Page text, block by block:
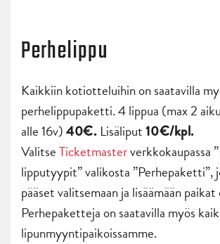
Perhelippu
Kaikkiin kotiotteluihin on saatavilla
perhelippupaketti. 4 lippua (max 2
alle 16v)40€. Lisäliput10€/kpl.
ValitseTicketmasterverkkokaupassa
lipputyypit” valikosta ”Perhepaketti”,
pääset valitsemaan ja lisäämään
Perhepaketteja on saatavilla myös
lipunmyyntipaikoissamme.